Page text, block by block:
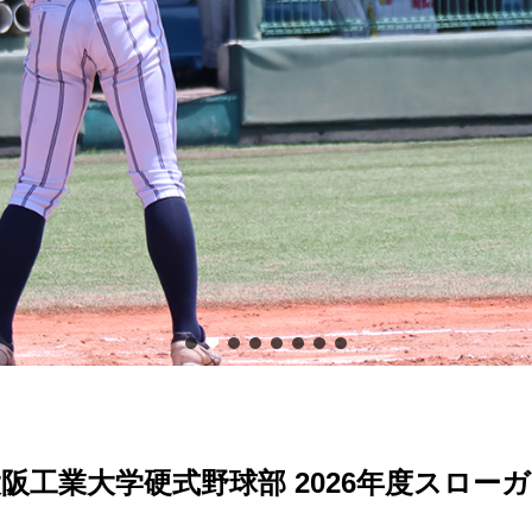
工業大学硬式野球部 2026年度スロー